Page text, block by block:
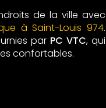
de la ville avec
à Saint-Louis 974.
par PC VTC, qui
confortables.